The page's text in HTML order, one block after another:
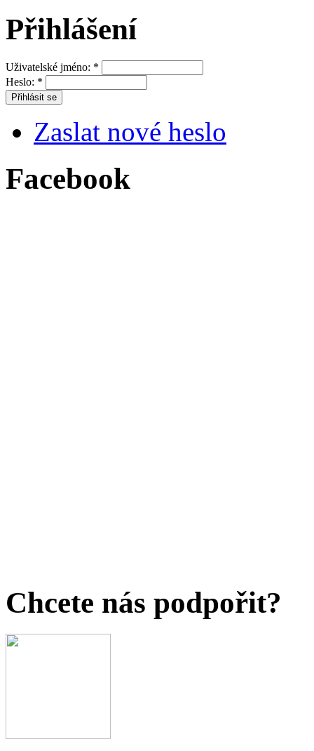
Přihlášení
Uživatelské jméno: *
Heslo: *
Zaslat nové heslo
Facebook
Chcete nás podpořit?